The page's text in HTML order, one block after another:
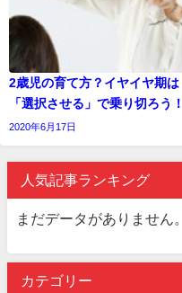
2歳児の育て方？イヤイヤ期は
「選択させる」で乗り切ろう！
2020年6月17日
人気記事ランキング
まだデータがありません。
カテゴリー